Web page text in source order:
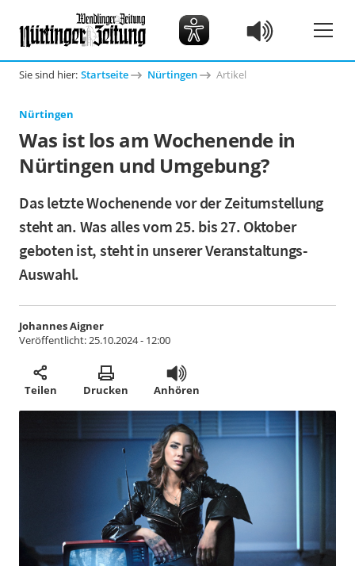
Sie sind hier: Startseite Nürtingen Artikel
Nürtingen
Was ist los am Wochenende in
Nürtingen und Umgebung?
Das letzte Wochenende vor der Zeitumstellung
steht an. Was alles vom 25. bis 27. Oktober
geboten ist, steht in unserer Veranstaltungs-
Auswahl.
Johannes Aigner
Veröffentlicht:25.10.2024 - 12:00
Teilen Drucken Anhören